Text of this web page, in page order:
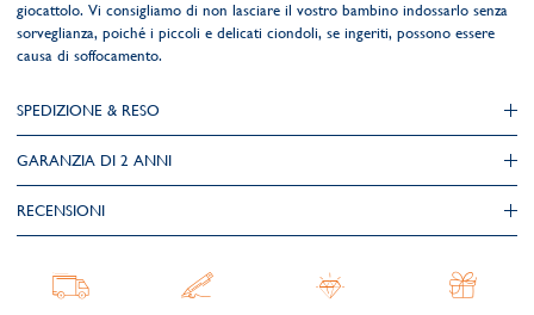
giocattolo. Vi consigliamo di non lasciare il vostro bambino indossarlo senza
sorveglianza, poiché i piccoli e delicati ciondoli, se ingeriti, possono essere
causa di soffocamento.
SPEDIZIONE & RESO
GARANZIA DI 2 ANNI
RECENSIONI